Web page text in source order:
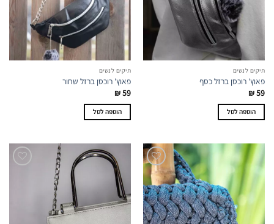
תיקים לנשים
פאוץ' רוכסן ברזל כסף
₪59
הוספה לסל
תיקים לנשים
פאוץ' רוכסן ברזל שחור
₪59
הוספה לסל